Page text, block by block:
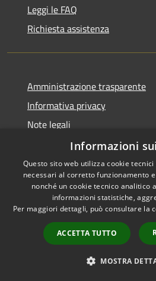
Leggi le FAQ
Richiesta assistenza
Amministrazione trasparente
Informativa privacy
Note legali
Dichiarazione di accessibilità
RSS
Accessibilità
Informazioni
Questo sito web utilizza cookie
necessari al corretto funzionamento
nonché un cookie tecnico analitico
informazioni statistiche,
Per maggiori dettagli, può consultare la
ACCETTA TUTTO
MOSTRA